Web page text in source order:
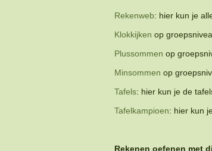
Rekenweb: hier kun je
Klokkijken op
Plussommen op
Minsommen op
Tafels: hier kun je de
Tafelkampioen: hier kun
Rekenen oefenen met